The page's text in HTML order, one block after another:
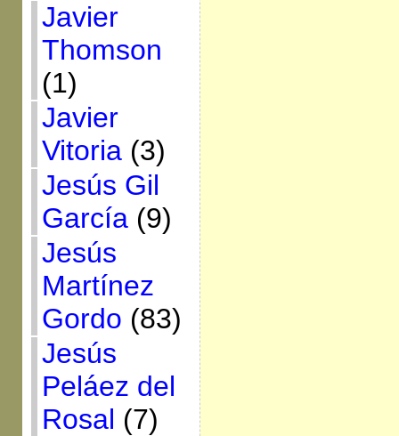
Javier
Thomson
(1)
Javier
Vitoria(3)
Jesús Gil
García(9)
Jesús
Martínez
Gordo (83)
Jesús
Peláez del
Rosal (7)